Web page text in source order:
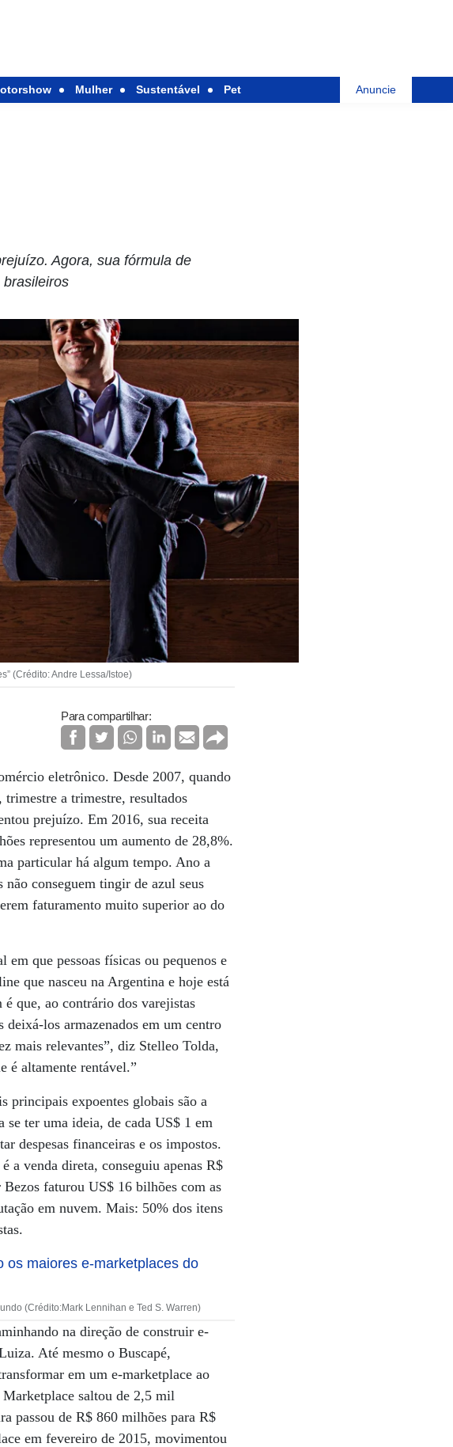
Mulher Sustentável Pet Anuncie
Agora, sua fórmula de
(Crédito: Andre Lessa/Istoe)
Para compartilhar:
eletrônico. Desde 2007, quando
a trimestre, resultados
prejuízo. Em 2016, sua receita
representou um aumento de 28,8%.
particular há algum tempo. Ano a
não conseguem tingir de azul seus
faturamento muito superior ao do
que pessoas físicas ou pequenos e
que nasceu na Argentina e hoje está
que, ao contrário dos varejistas
los armazenados em um centro
mais relevantes”, diz Stelleo Tolda,
é altamente rentável.”
principais expoentes globais são a
se ter uma ideia, de cada US$ 1 em
despesas financeiras e os impostos.
a venda direta, conseguiu apenas R$
faturou US$ 16 bilhões com as
em nuvem. Mais: 50% dos itens
(Crédito:Mark Lennihan e Ted S. Warren)
na direção de construir e-
Até mesmo o Buscapé,
em um e-marketplace ao
saltou de 2,5 mil
passou de R$ 860 milhões para R$
em fevereiro de 2015, movimentou